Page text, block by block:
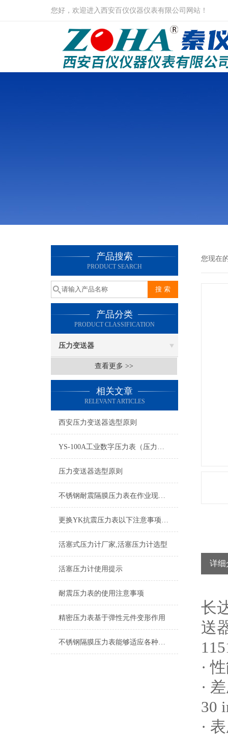
您好，欢迎进入西安百仪仪器仪表有限公司网站！
产品搜索
PRODUCT SEARCH
产品分类
PRODUCT CLASSIFICATION
压力变送器
查看更多 >>
相关文章
RELEVANT ARTICLES
西安压力变送器选型原则
YS-100A工业数字压力表（压力变送器）
压力变送器选型原则
不锈钢耐震隔膜压力表在作业现场的温度情况有哪些要注意的点
更换YK抗震压力表以下注意事项可别忘了
活塞式压力计厂家,活塞压力计选型
活塞压力计使用提示
耐震压力表的使用注意事项
精密压力表基于弹性元件变形作用
不锈钢隔膜压力表能够适应各种工作环境和介质
您现在
详细
长
送
·
·
30
·